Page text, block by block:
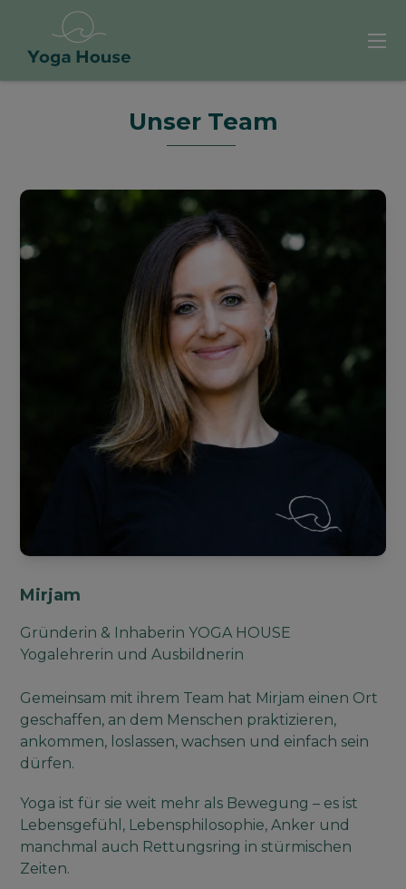
Unser Team
Mirjam
Gründerin & Inhaberin YOGA HOUSE
Yogalehrerin und Ausbildnerin
Gemeinsam mit ihrem Team hat Mirjam einen Ort
geschaffen, an dem Menschen praktizieren,
ankommen, loslassen, wachsen und einfach sein
dürfen.
Yoga ist für sie weit mehr als Bewegung – es ist
Lebensgefühl, Lebensphilosophie, Anker und
manchmal auch Rettungsring in stürmischen
Zeiten.